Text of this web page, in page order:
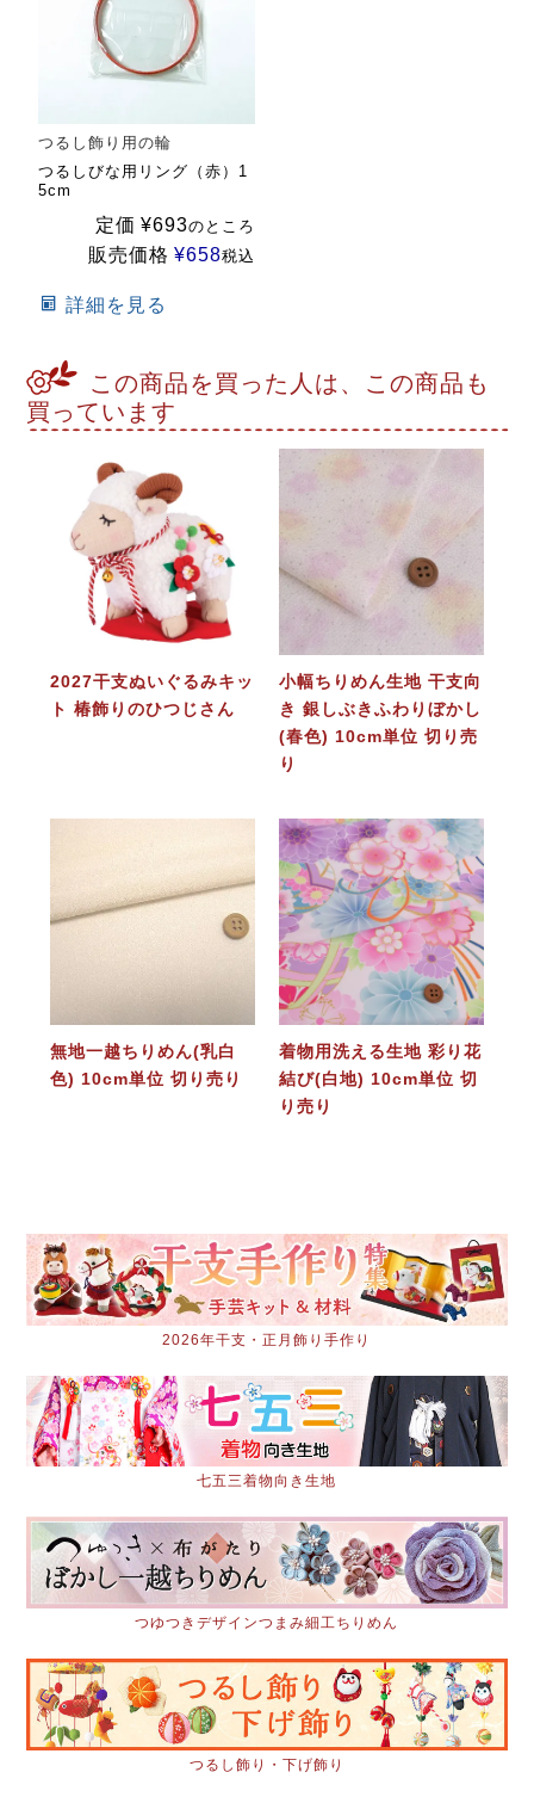
つるし飾り用の輪
つるしびな用リング（赤）1
5cm
定価 ¥693のところ
販売価格 ¥658税込
詳細を見る
この商品を買った人は、この商品も
買っています
2027干支ぬいぐるみキッ
ト 椿飾りのひつじさん
小幅ちりめん生地 干支向
き 銀しぶきふわりぼかし
(春色) 10cm単位 切り売
り
無地一越ちりめん(乳白
色) 10cm単位 切り売り
着物用洗える生地 彩り花
結び(白地) 10cm単位 切
り売り
2026年干支・正月飾り手作り
七五三着物向き生地
つゆつきデザインつまみ細工ちりめん
つるし飾り・下げ飾り